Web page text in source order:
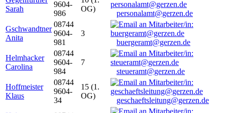
Sarah
9604-
986
OG)
personalamt@gerzen.de
Gschwandtner
Anita
08744
9604-
981
3
buergeramt@gerzen.de
Helmhacker
Carolina
08744
9604-
984
7
steueramt@gerzen.de
Hoffmeister
Klaus
08744
9604-
34
15 (1.
OG)
geschaeftsleitung@gerzen.de